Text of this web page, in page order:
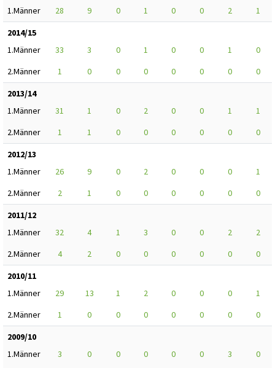
1.Männer
28 9 0 1 0 0 2
1
2014/15
1.Männer
33 3 0 1 0 0 1
0
2.Männer
1 0 0 0 0 0 0
0
2013/14
1.Männer
31 1 0 2 0 0 1
1
2.Männer
1 1 0 0 0 0 0
0
2012/13
1.Männer
26 9 0 2 0 0 0
1
2.Männer
2 1 0 0 0 0 0
0
2011/12
1.Männer
32 4 1 3 0 0 2
2
2.Männer
4 2 0 0 0 0 0
0
2010/11
1.Männer
29 13 1 2 0 0 0
1
2.Männer
1 0 0 0 0 0 0
0
2009/10
1.Männer
3 0 0 0 0 0 3
0